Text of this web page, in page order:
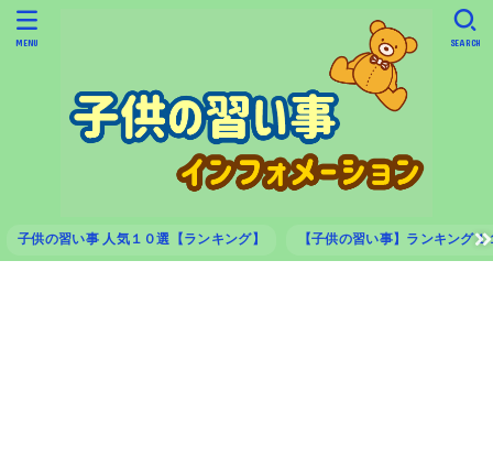
子供の習い事 人気１０選【ランキング】 【子供の習い事】ランキング
SEARCH
MENU